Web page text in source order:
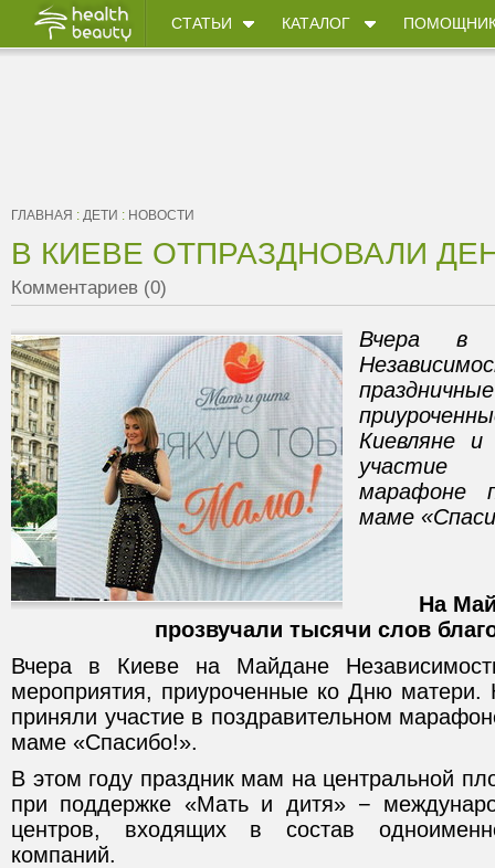
СТАТЬИ КАТАЛОГ
ГЛАВНАЯ : ДЕТИ : НОВОСТИ
В КИЕВЕ ОТПРАЗДНОВАЛИ
Комментариев (0)
Вчера в
Киевляне и
участие
марафоне
маме
На
прозвучали тысячи слов
Вчера в Киеве на Майдане
мероприятия, приуроченные ко Дню матери.
приняли участие в поздравительном
маме «Спасибо!».
В этом году праздник мам на центральной
при поддержке «Мать и дитя» −
центров, входящих в состав
компаний.